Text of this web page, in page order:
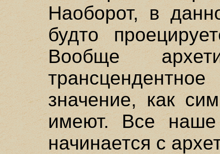
Наоборот, в
будто
Вообще
значение, как
имеют. Все наше
начинается с